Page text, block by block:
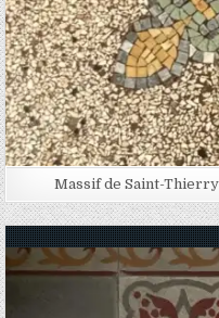
Massif de Saint-
Posted